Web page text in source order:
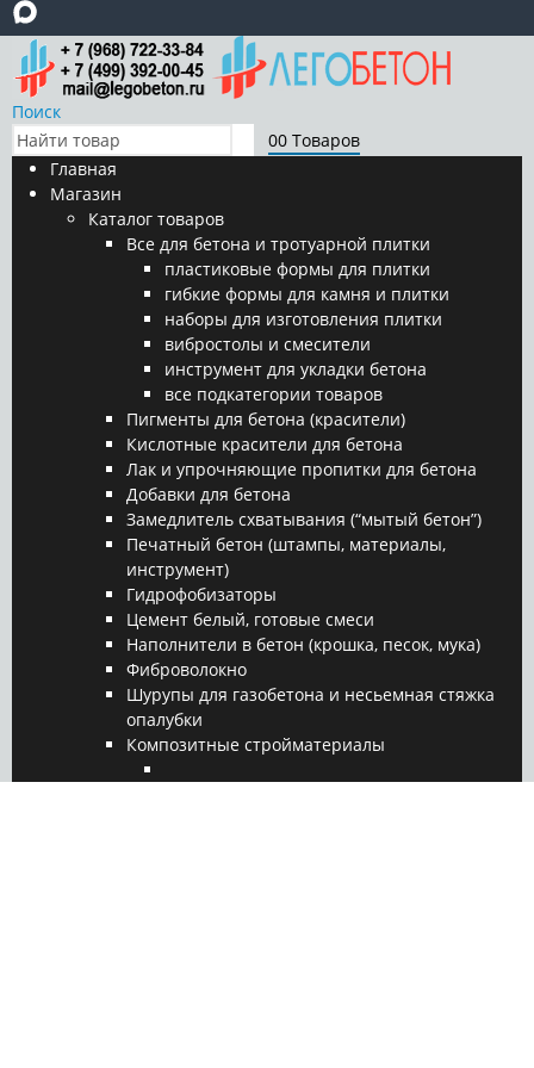
Поиск
00 Товаров
Главная
Магазин
Каталог товаров
Все для бетона и тротуарной плитки
пластиковые формы для плитки
гибкие формы для камня и плитки
наборы для изготовления плитки
вибростолы и смесители
инструмент для укладки бетона
все подкатегории товаров
Пигменты для бетона (красители)
Кислотные красители для бетона
Лак и упрочняющие пропитки для бетона
Добавки для бетона
Замедлитель схватывания (“мытый бетон”)
Печатный бетон (штампы, материалы,
инструмент)
Гидрофобизаторы
Цемент белый, готовые смеси
Наполнители в бетон (крошка, песок, мука)
Фиброволокно
Шурупы для газобетона и несьемная стяжка
опалубки
Композитные стройматериалы